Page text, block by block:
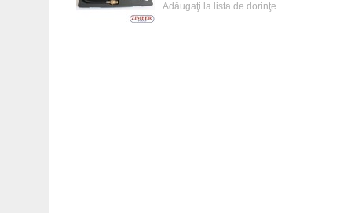
Adăugaţi la lista de dorinţe